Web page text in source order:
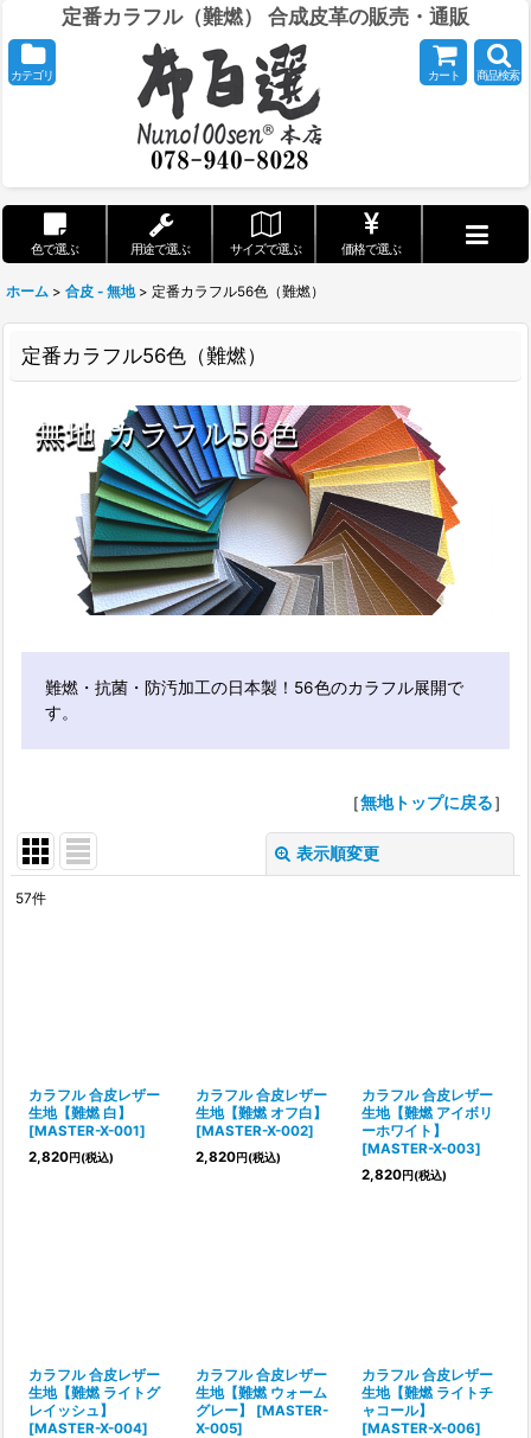
定番カラフル（難燃） 合成皮革の販売・通販
カテゴリ カート 商品検索
色で選ぶ 用途で選ぶ サイズで選ぶ 価格で選ぶ
ホーム > 合皮 - 無地 > 定番カラフル56色（難燃）
定番カラフル56色（難燃）
難燃・抗菌・防汚加工の日本製！56色のカラフル展開で
す。
［無地トップに戻る］
表示順変更
57件
カラフル 合皮レザー
生地【難燃 白】
[MASTER-X-001]
2,820円(税込)
カラフル 合皮レザー
生地【難燃 オフ白】
[MASTER-X-002]
2,820円(税込)
カラフル 合皮レザー
生地【難燃 アイボリ
ーホワイト】
[MASTER-X-003]
2,820円(税込)
カラフル 合皮レザー
生地【難燃 ライトグ
レイッシュ】
[MASTER-X-004]
カラフル 合皮レザー
生地【難燃 ウォーム
グレー】
[MASTER-
X-005]
カラフル 合皮レザー
生地【難燃 ライトチ
ャコール】
[MASTER-X-006]